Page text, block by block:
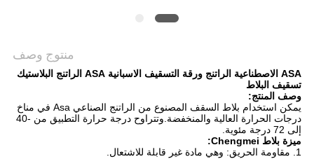
منتوج وصف
ASA الاصطناعية الراتنج ورقة التسقيف الاسبانية ASA الراتنج البلاستيك
تسقيف البلاط
وصف المنتج:
يمكن استخدام بلاط السقف المصنوع من الراتنج الصناعي Asa في مناخ
درجات الحرارة العالية والمنخفضة.وتتراوح درجة حرارة التطبيق من -40
إلى 72 درجة مئوية.
ميزة بلاط Chengmei:
1. مقاومة الحريق: وهي مادة غير قابلة للاشتعال.